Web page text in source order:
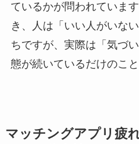
ているかが問われていま
き、人は「いい人がいな
ちですが、実際は「気づ
態が続いているだけのこと
マッチングアプリ疲